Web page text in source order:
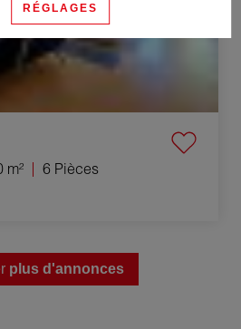
m²
6 Pièces
plus d'annonces
RÉGLAGES